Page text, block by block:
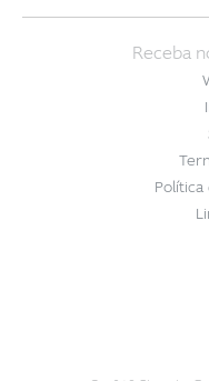
Receba
Política